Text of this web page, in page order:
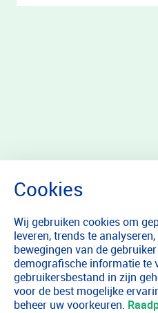
Wij gebruiken cookies om
leveren, trends te
bewegingen van de
demografische informatie te
gebruikersbestand in zijn
voor de best mogelijke
beheer uw voorkeuren.